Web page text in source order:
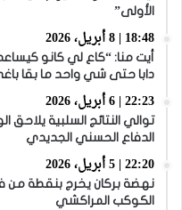
الأولى”
18:48 | 8 أبريل، 2026
أيت منا: “كاع لي كانو
دابا حتى شي واحد ما بقا
22:23 | 6 أبريل، 2026
توالي النتائج السلبية يلاحق
الدفاع الحسني الجديدي
22:20 | 5 أبريل، 2026
نهضة بركان يخرج بنقطة من
الكوكب المراكشي